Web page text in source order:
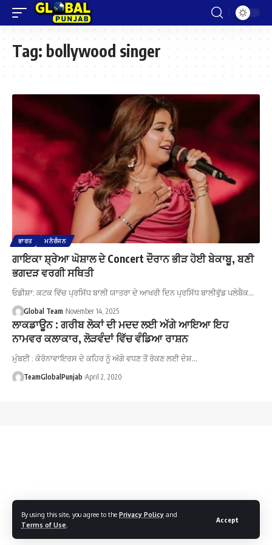
By using this site, you agree to the Privacy Policy and
Terms of Use
Accept
Tag: bollywood singer
ਭਾਰਤ ਮਨੋਰੰਜਨ
ਗਾਇਕਾ ਸ਼੍ਰੇਆ ਘੋਸ਼ਾਲ ਦੇ Concert ਦੌਰਾਨ ਭੀੜ ਹੋਈ ਬੇਕਾਬੂ, ਬਣੀ
ਭਗਦੜ ਵਰਗੀ ਸਥਿਤੀ
ਓਡੀਸ਼ਾ: ਕਟਕ ਵਿੱਚ ਪ੍ਰਸਿੱਧ ਬਾਲੀ ਯਾਤਰਾ ਦੇ ਆਖਰੀ ਦਿਨ ਪ੍ਰਸਿੱਧ ਬਾਲੀਵੁੱਡ ਪਲੇਬੈਕ…
Global Team November 14, 2025
ਲਾਕਡਾਊਨ : ਗਰੀਬ ਲੋਕਾਂ ਦੀ ਮਦਦ ਲਈ ਅੱਗੇ ਆਇਆ ਇਹ
ਨਾਮਵਰ ਕਲਾਕਾਰ, ਲੋੜਵੰਦਾਂ ਵਿੱਚ ਵੰਡਿਆ ਰਾਸ਼ਨ
ਮੁੰਬਈ : ਕੋਰੋਨਾਵਾਇਰਸ ਦੇ ਕਹਿਰ ਨੂੰ ਅੱਗੇ ਵਧਣ ਤੋਂ ਰੋਕਣ ਲਈ ਦੇਸ਼…
TeamGlobalPunjab April 2, 2020